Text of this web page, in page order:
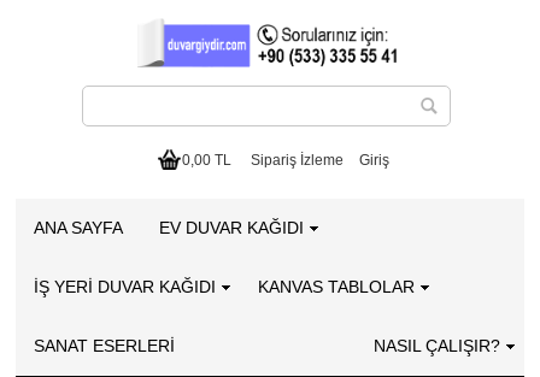
0,00 TL Sipariş İzleme Giriş
ANA SAYFA EV DUVAR KAĞIDI
İŞ YERİ DUVAR KAĞIDI KANVAS TABLOLAR
SANAT ESERLERI NASIL ÇALIŞIR?